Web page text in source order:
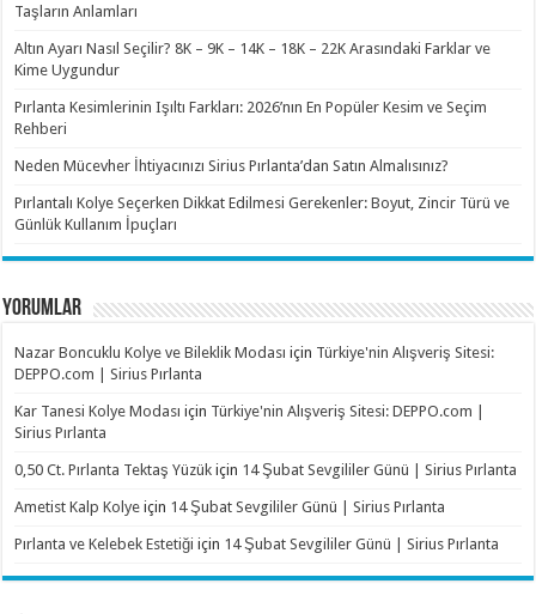
Taşların Anlamları
Altın Ayarı Nasıl Seçilir? 8K – 9K – 14K – 18K – 22K Arasındaki Farklar ve
Kime Uygundur
Pırlanta Kesimlerinin Işıltı Farkları: 2026’nın En Popüler Kesim ve Seçim
Rehberi
Neden Mücevher İhtiyacınızı Sirius Pırlanta’dan Satın Almalısınız?
Pırlantalı Kolye Seçerken Dikkat Edilmesi Gerekenler: Boyut, Zincir Türü ve
Günlük Kullanım İpuçları
YORUMLAR
Nazar Boncuklu Kolye ve Bileklik Modası için Türkiye'nin Alışveriş Sitesi:
DEPPO.com | Sirius Pırlanta
Kar Tanesi Kolye Modası için Türkiye'nin Alışveriş Sitesi: DEPPO.com |
Sirius Pırlanta
0,50 Ct. Pırlanta Tektaş Yüzük için 14 Şubat Sevgililer Günü | Sirius Pırlanta
Ametist Kalp Kolye için 14 Şubat Sevgililer Günü | Sirius Pırlanta
Pırlanta ve Kelebek Estetiği için 14 Şubat Sevgililer Günü | Sirius Pırlanta